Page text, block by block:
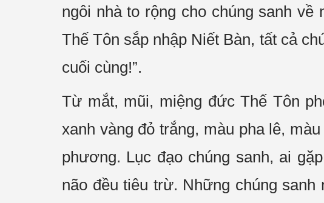
ngôi nhà to rộng cho chúng sanh
Thế Tôn sắp nhập Niết Bàn, tất cả
cuối cùng!”.
Từ mắt, mũi, miệng đức Thế Tôn
xanh vàng đỏ trắng, màu pha lê,
phương. Lục đạo chúng sanh, ai
não đều tiêu trừ. Những chúng